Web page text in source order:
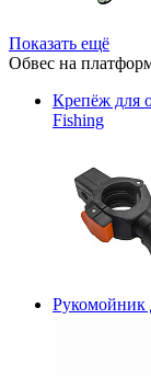
Показать ещё
Обвес на
Крепёж для
Fishing
Рукомойник